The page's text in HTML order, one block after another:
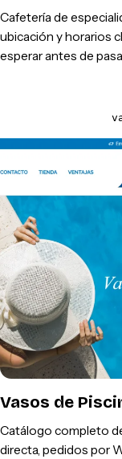
Cafetería de
ubicación y horarios
esperar antes de
Vasos de
Catálogo completo
directa, pedidos por